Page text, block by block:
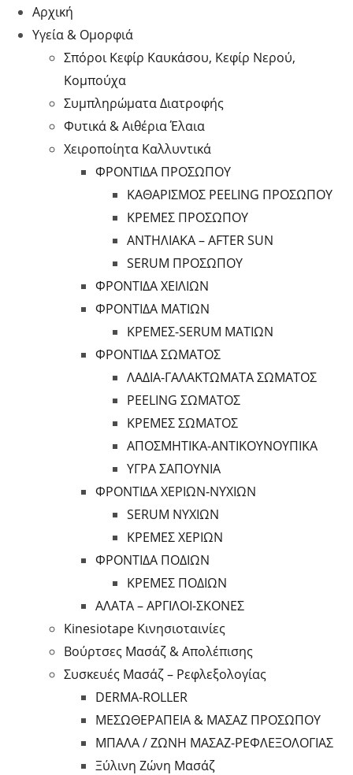
Αρχική
Υγεία & Ομορφιά
Σπόροι Κεφίρ Καυκάσου, Κεφίρ Νερού,
Κομπούχα
Συμπληρώματα Διατροφής
Φυτικά & Αιθέρια Έλαια
Χειροποίητα Καλλυντικά
ΦΡΟΝΤΙΔΑ ΠΡΟΣΩΠΟΥ
ΚΑΘΑΡΙΣΜΟΣ PEELING ΠΡΟΣΩΠΟΥ
ΚΡΕΜΕΣ ΠΡΟΣΩΠΟΥ
ΑΝΤΗΛΙΑΚΑ – AFTER SUN
SERUM ΠΡΟΣΩΠΟΥ
ΦΡΟΝΤΙΔΑ ΧΕΙΛΙΩΝ
ΦΡΟΝΤΙΔΑ ΜΑΤΙΩΝ
ΚΡΕΜΕΣ-SERUM ΜΑΤΙΩΝ
ΦΡΟΝΤΙΔΑ ΣΩΜΑΤΟΣ
ΛΑΔΙΑ-ΓΑΛΑΚΤΩΜΑΤΑ ΣΩΜΑΤΟΣ
PEELING ΣΩΜΑΤΟΣ
ΚΡΕΜΕΣ ΣΩΜΑΤΟΣ
ΑΠΟΣΜΗΤΙΚΑ-ΑΝΤΙΚΟΥΝΟΥΠΙΚΑ
ΥΓΡΑ ΣΑΠΟΥΝΙΑ
ΦΡΟΝΤΙΔΑ ΧΕΡΙΩΝ-ΝΥΧΙΩΝ
SERUM ΝΥΧΙΩΝ
ΚΡΕΜΕΣ ΧΕΡΙΩΝ
ΦΡΟΝΤΙΔΑ ΠΟΔΙΩΝ
ΚΡΕΜΕΣ ΠΟΔΙΩΝ
ΑΛΑΤΑ – ΑΡΓΙΛΟΙ-ΣΚΟΝΕΣ
Kinesiotape Κινησιοταινίες
Βούρτσες Μασάζ & Απολέπισης
Συσκευές Μασάζ – Ρεφλεξολογίας
DERMA-ROLLER
ΜΕΣΩΘΕΡΑΠΕΙΑ & ΜΑΣΑΖ ΠΡΟΣΩΠΟΥ
ΜΠΑΛΑ / ΖΩΝΗ ΜΑΣΑΖ-ΡΕΦΛΕΞΟΛΟΓΙΑΣ
Ξύλινη Ζώνη Μασάζ